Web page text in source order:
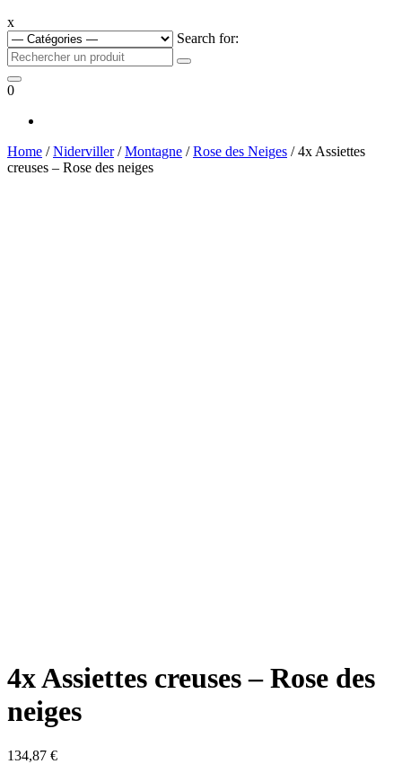
x
Search for:
0
Home /Niderviller/Montagne /Rose des Neiges / 4x Assiettes
creuses – Rose des neiges
4x Assiettes creuses – Rose des
neiges
134,87 €